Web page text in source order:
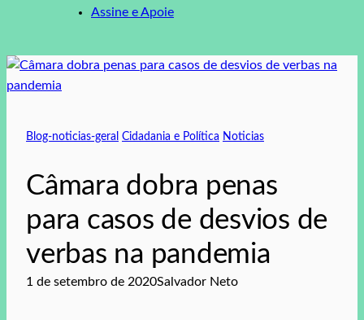
Assine e Apoie
Blog-noticias-geral Cidadania e Política Noticias
Câmara dobra penas
para casos de desvios de
verbas na pandemia
1 de setembro de 2020Salvador Neto